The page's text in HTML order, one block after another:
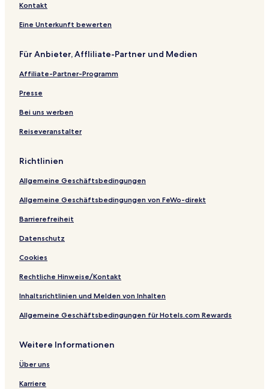
Kontakt
Eine Unterkunft bewerten
Für Anbieter, Affliliate-Partner und Medien
Affiliate-Partner-Programm
Presse
Bei uns werben
Reiseveranstalter
Richtlinien
Allgemeine Geschäftsbedingungen
Allgemeine Geschäftsbedingungen von FeWo-direkt
Barrierefreiheit
Datenschutz
Cookies
Rechtliche Hinweise/Kontakt
Inhaltsrichtlinien und Melden von Inhalten
Allgemeine Geschäftsbedingungen für Hotels.com Rewards
Weitere Informationen
Über uns
Karriere